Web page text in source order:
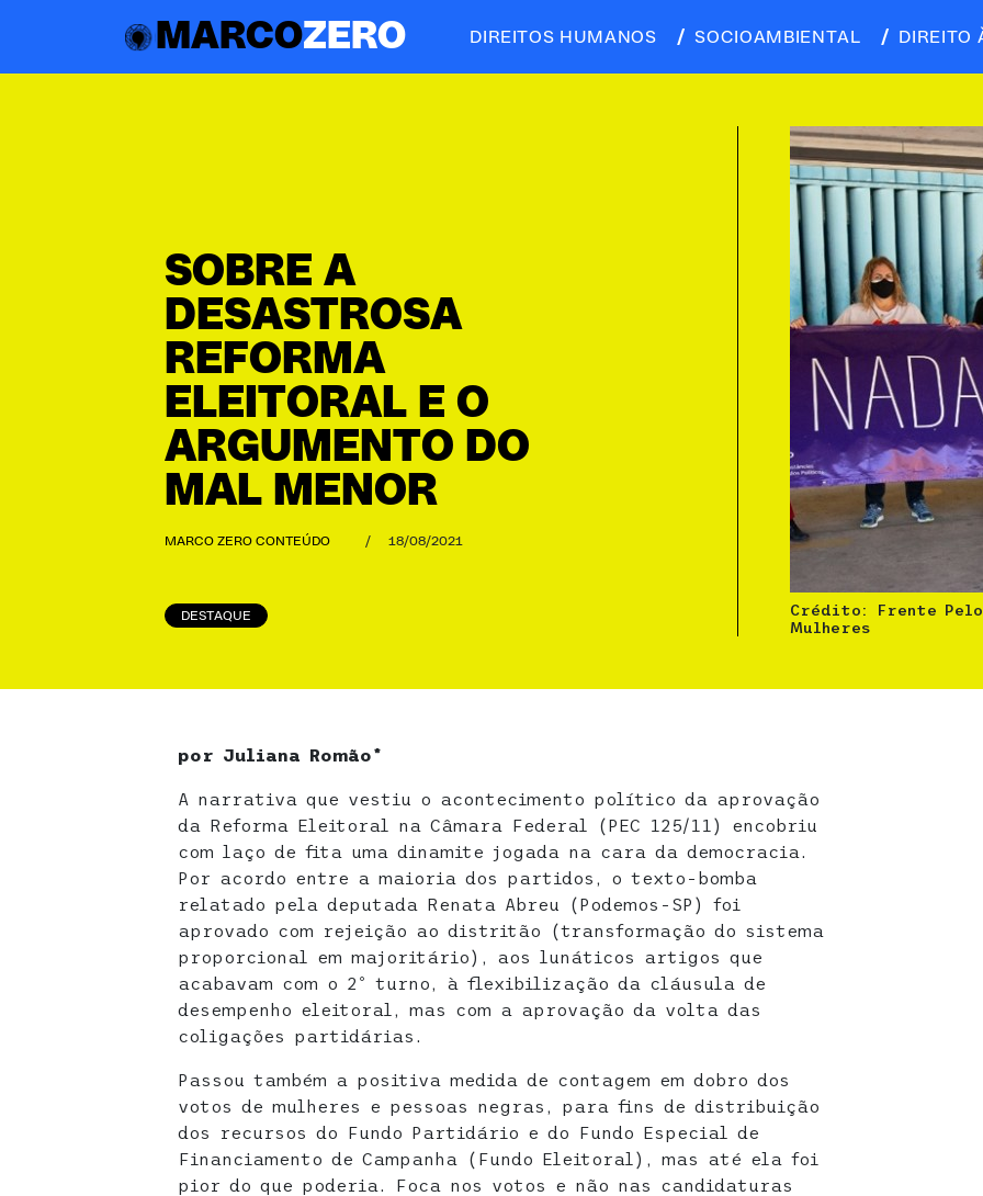
MARCOZERO DIREITOS HUMANOS SOCIOAMBIENTAL DIREITO
SOBRE A
DESASTROSA
REFORMA
ELEITORAL E O
ARGUMENTO DO
MAL MENOR
MARCO ZERO CONTEÚDO / 18/08/2021
DESTAQUE
Crédito: Frente
Mulheres
por Juliana Romão*
A narrativa que vestiu o acontecimento político da aprovação
da Reforma Eleitoral na Câmara Federal (PEC 125/11) encobriu
com laço de fita uma dinamite jogada na cara da democracia.
Por acordo entre a maioria dos partidos, o texto-bomba
relatado pela deputada Renata Abreu (Podemos-SP) foi
aprovado com rejeição ao distritão (transformação do sistema
proporcional em majoritário), aos lunáticos artigos que
acabavam com o 2º turno, à flexibilização da cláusula de
desempenho eleitoral, mas com a aprovação da volta das
coligações partidárias.
Passou também a positiva medida de contagem em dobro dos
votos de mulheres e pessoas negras, para fins de distribuição
dos recursos do Fundo Partidário e do Fundo Especial de
Financiamento de Campanha (Fundo Eleitoral), mas até ela foi
pior do que poderia. Foca nos votos e não nas candidaturas